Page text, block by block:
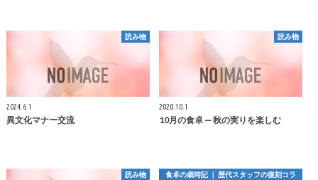
読み物
2024.6.1
異文化マナー交流
読み物
2020.10.1
10月の食卓 — 秋の実りを楽しむ
読み物
食卓の歳時記 ｜ 歴代スタッフの復刻コラ